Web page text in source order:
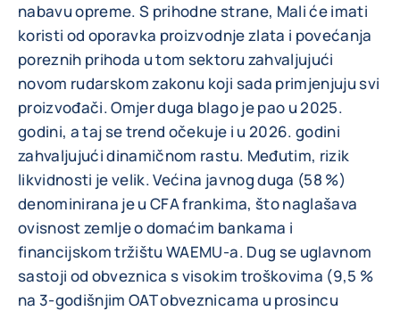
nabavu opreme. S prihodne strane, Mali će imati
koristi od oporavka proizvodnje zlata i povećanja
poreznih prihoda u tom sektoru zahvaljujući
novom rudarskom zakonu koji sada primjenjuju svi
proizvođači. Omjer duga blago je pao u 2025.
godini, a taj se trend očekuje i u 2026. godini
zahvaljujući dinamičnom rastu. Međutim, rizik
likvidnosti je velik. Većina javnog duga (58 %)
denominirana je u CFA frankima, što naglašava
ovisnost zemlje o domaćim bankama i
financijskom tržištu WAEMU-a. Dug se uglavnom
sastoji od obveznica s visokim troškovima (9,5 %
na 3-godišnjim OAT obveznicama u prosincu